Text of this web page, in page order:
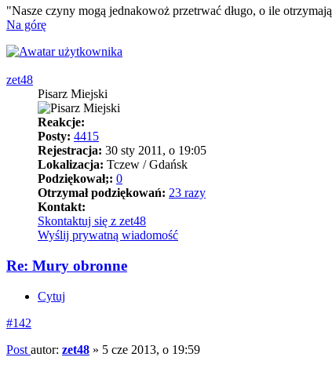
"Nasze czyny mogą jednakowoż przetrwać długo, o ile
Na górę
zet48
Pisarz Miejski
Reakcje:
Posty: 4415
Rejestracja: 30 sty 2011, o 19:05
Lokalizacja: Tczew / Gdańsk
Podziękował;: 0
Otrzymał podziękowań: 23 razy
Kontakt:
Skontaktuj się z zet48
Wyślij prywatną wiadomość
Re: Mury obronne
Cytuj
#142
Post autor: zet48 » 5 cze 2013, o 19:59